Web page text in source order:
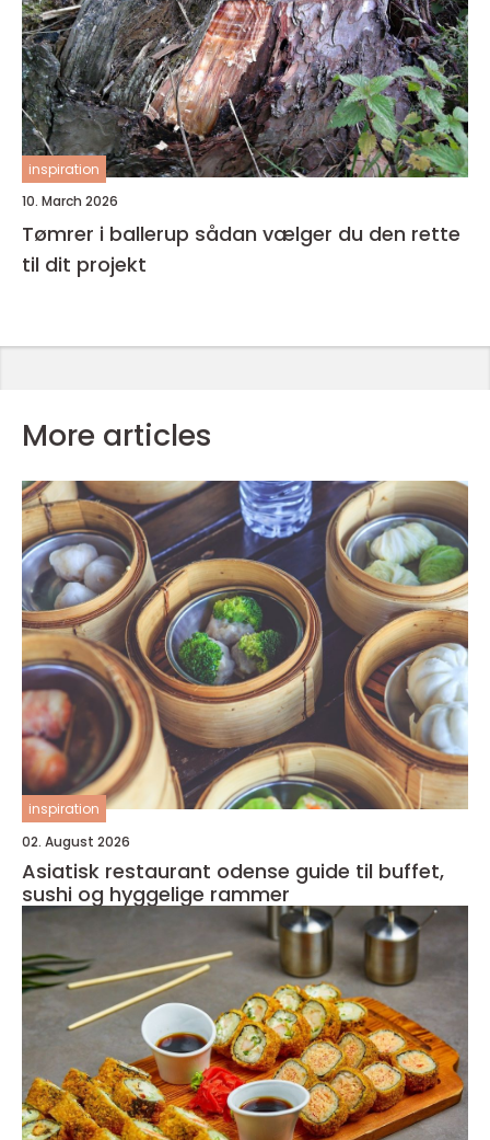
inspiration
10. March 2026
Tømrer i ballerup sådan vælger du den rette
til dit projekt
More articles
inspiration
02. August 2026
Asiatisk restaurant odense guide til buffet,
sushi og hyggelige rammer